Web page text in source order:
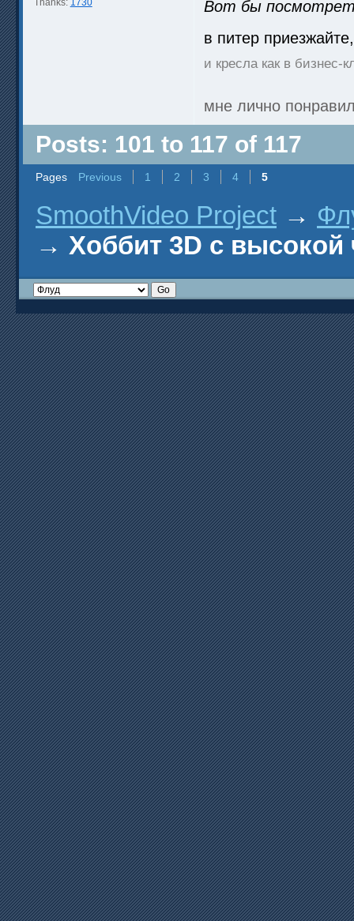
Thanks: 1730
Вот бы
в питер
и кресла как в бизнес-
мне лично
Posts: 101 to 117 of 117
Pages Previous 1 2 3 4 5
SmoothVideo Project →
→ Хоббит 3D с высокой